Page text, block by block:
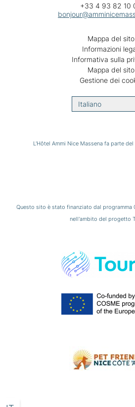
+33 4 93 82 10
Mappa del sito
Informazioni
Informativa sulla
Mappa del sito
Gestione dei
Italiano
L'Hôtel Ammi Nice Massena fa parte
Questo sito è stato finanziato dal programma
nell'ambito del progetto